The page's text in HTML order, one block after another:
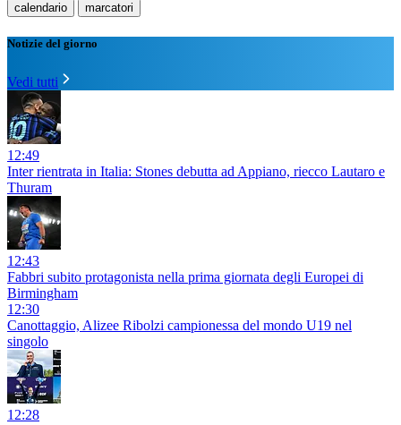
calendario marcatori
Notizie del giorno
Vedi tutti
12:49
Inter rientrata in Italia: Stones debutta ad Appiano, riecco Lautaro e
Thuram
12:43
Fabbri subito protagonista nella prima giornata degli Europei di
Birmingham
12:30
Canottaggio, Alizee Ribolzi campionessa del mondo U19 nel
singolo
12:28